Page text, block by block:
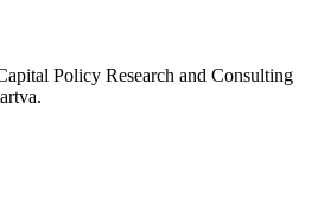
Policy Research and Consulting